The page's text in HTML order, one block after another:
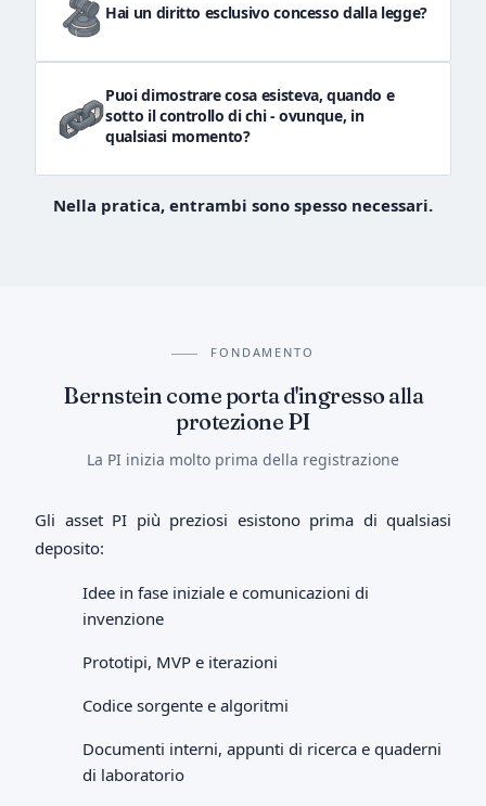
Hai un diritto esclusivo concesso dalla legge?
Puoi dimostrare cosa esisteva, quando e
sotto il controllo di chi - ovunque, in
qualsiasi momento?
Nella pratica, entrambi sono spesso necessari.
FONDAMENTO
Bernstein come porta d'ingresso alla
protezione PI
La PI inizia molto prima della registrazione
Gli asset PI più preziosi esistono prima di qualsiasi
deposito:
Idee in fase iniziale e comunicazioni di
invenzione
Prototipi, MVP e iterazioni
Codice sorgente e algoritmi
Documenti interni, appunti di ricerca e quaderni
di laboratorio